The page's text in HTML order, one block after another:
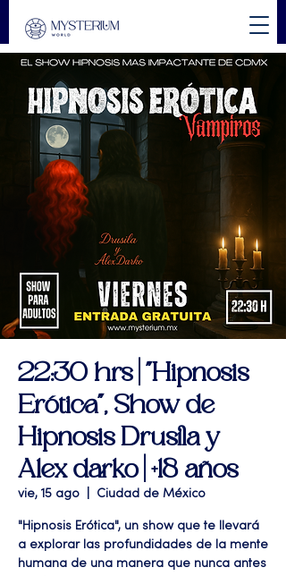
22:30 hrs | "Hipnosis
Erótica", Show de
Hipnosis Drusila y
Alex darko | +18 años
vie, 15 ago Ciudad de México
"Hipnosis Erótica", un show que te llevará
a explorar las profundidades de la mente
humana de una manera que nunca antes